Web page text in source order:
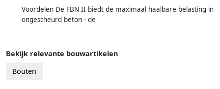
Voordelen De FBN II biedt de maximaal haalbare belasting in
ongescheurd beton - de
Bekijk relevante bouwartikelen
Bouten